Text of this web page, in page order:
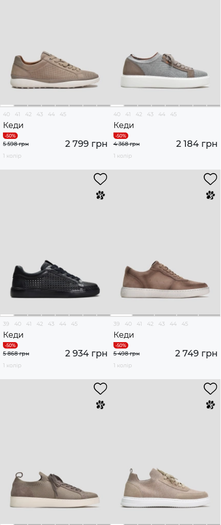
40 41 42 43 44 45
Кеди
2 799 грн
5 598 грн
1 колір
40 41 42 43 44 45
Кеди
2 184 грн
4 368 грн
1 колір
39 40 41 42 43 44 45
Кеди
2 934 грн
5 868 грн
1 колір
39 40 41 42 43 44 45
Кеди
2 749 грн
5 498 грн
1 колір